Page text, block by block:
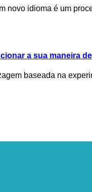
novo idioma é um
a sua maneira
baseada na